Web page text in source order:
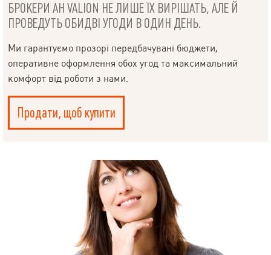
БРОКЕРИ АН VALION НЕ ЛИШЕ ЇХ ВИРІШАТЬ, АЛЕ Й
ПРОВЕДУТЬ ОБИДВІ УГОДИ В ОДИН ДЕНЬ.
Ми гарантуємо прозорі передбачувані бюджети,
оперативне оформлення обох угод та максимальний
комфорт від роботи з нами.
Продати, щоб купити